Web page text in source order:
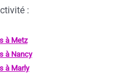
:
à Metz
à Nancy
à Marly